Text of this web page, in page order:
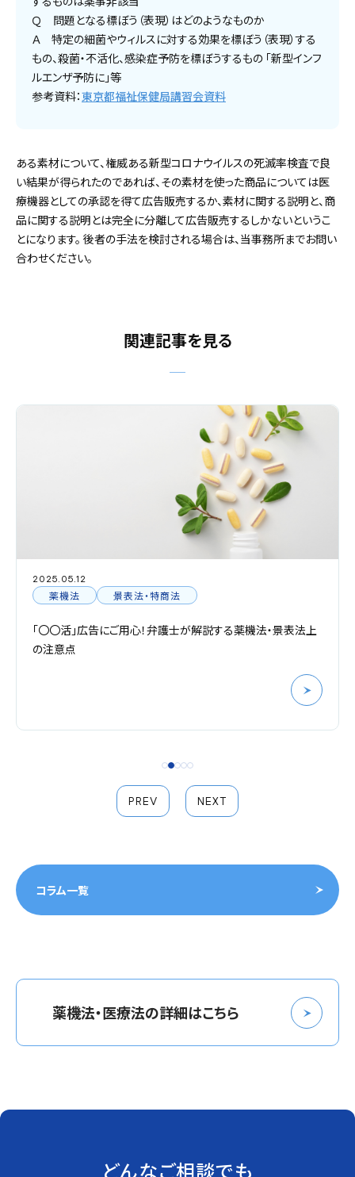
Ｑ 問題となる標ぼう（表現）はどのようなものか
Ａ 特定の細菌やウィルスに対する効果を標ぼう（表現）する
もの、殺菌・不活化、感染症予防を標ぼうするもの 「新型インフ
ルエンザ予防に」等
参考資料：東京都福祉保健局講習会資料
ある素材について、権威ある新型コロナウイルスの死滅率検査で良
い結果が得られたのであれば、その素材を使った商品については医
療機器としての承認を得て広告販売するか、素材に関する説明と、商
品に関する説明とは完全に分離して広告販売するしかないというこ
とになります。 後者の手法を検討される場合は、当事務所までお問い
合わせください。
関連記事を見る
2025.05.12
薬機法
景表法・特商法
「〇〇活」広告にご用心！弁護士が解説する薬機法・景表法上
の注意点
PREV NEXT
コラム一覧
薬機法・医療法の詳細はこちら
どんなご相談でも